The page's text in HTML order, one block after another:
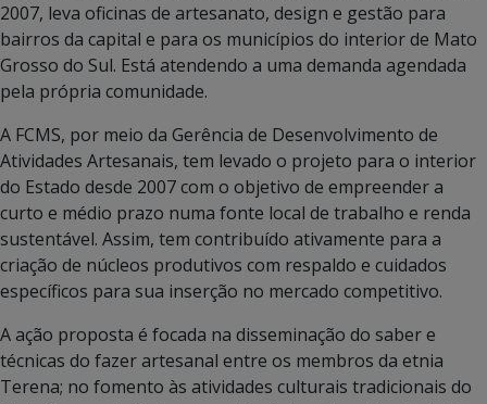
2007, leva oficinas de artesanato, design e gestão para
bairros da capital e para os municípios do interior de Mato
Grosso do Sul. Está atendendo a uma demanda agendada
pela própria comunidade.
A FCMS, por meio da Gerência de Desenvolvimento de
Atividades Artesanais, tem levado o projeto para o interior
do Estado desde 2007 com o objetivo de empreender a
curto e médio prazo numa fonte local de trabalho e renda
sustentável. Assim, tem contribuído ativamente para a
criação de núcleos produtivos com respaldo e cuidados
específicos para sua inserção no mercado competitivo.
A ação proposta é focada na disseminação do saber e
técnicas do fazer artesanal entre os membros da etnia
Terena; no fomento às atividades culturais tradicionais do